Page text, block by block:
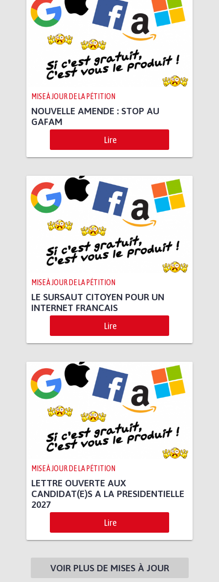
MISE À JOUR DE LA PÉTITION
NOUVELLE AMENDE : STOP AU
GAFAM
Lire
MISE À JOUR DE LA PÉTITION
LE SURSAUT CITOYEN POUR UN
INTERNET FRANCAIS
Lire
MISE À JOUR DE LA PÉTITION
LETTRE OUVERTE AUX
CANDIDAT(E)S A LA PRESIDENTIELLE
2027
Lire
VOIR PLUS DE MISES À JOUR